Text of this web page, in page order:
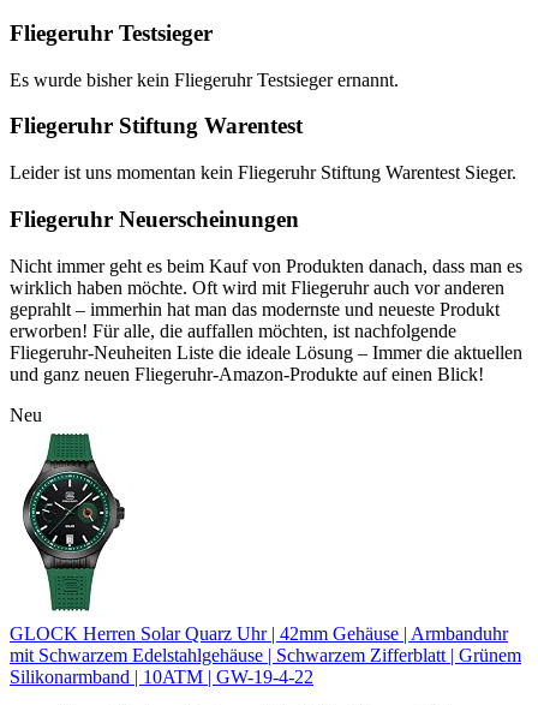
Fliegeruhr Testsieger
Es wurde bisher kein Fliegeruhr Testsieger ernannt.
Fliegeruhr Stiftung Warentest
Leider ist uns momentan kein Fliegeruhr Stiftung Warentest Sieger.
Fliegeruhr Neuerscheinungen
Nicht immer geht es beim Kauf von Produkten danach, dass man es
wirklich haben möchte. Oft wird mit Fliegeruhr auch vor anderen
geprahlt – immerhin hat man das modernste und neueste Produkt
erworben! Für alle, die auffallen möchten, ist nachfolgende
Fliegeruhr-Neuheiten Liste die ideale Lösung – Immer die aktuellen
und ganz neuen Fliegeruhr-Amazon-Produkte auf einen Blick!
Neu
GLOCK Herren Solar Quarz Uhr | 42mm Gehäuse | Armbanduhr
mit Schwarzem Edelstahlgehäuse | Schwarzem Zifferblatt | Grünem
Silikonarmband | 10ATM | GW-19-4-22